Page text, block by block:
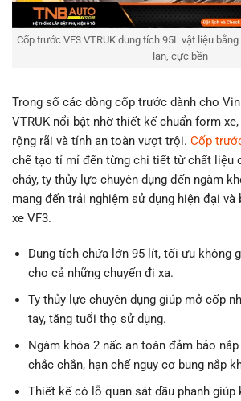
Cốp trước VF3 VTRUK dung tích 95L vật liệu
lan, cực bền
Trong số các dòng cốp trước dành cho
VTRUK nổi bật nhờ thiết kế chuẩn form
rộng rãi và tính an toàn vượt trội. Cốp
chế tạo tỉ mỉ đến từng chi tiết từ chất liệu
cháy, ty thủy lực chuyên dụng đến ngàm
mang đến trải nghiệm sử dụng hiện đại và
xe VF3.
Dung tích chứa lớn 95 lít, tối ưu không
cho cả những chuyến đi xa.
Ty thủy lực chuyên dụng giúp mở cốp
tay, tăng tuổi thọ sử dụng.
Ngàm khóa 2 nấc an toàn đảm bảo
chắc chắn, hạn chế nguy cơ bung nắp
Thiết kế có lỗ quan sát dầu phanh giúp